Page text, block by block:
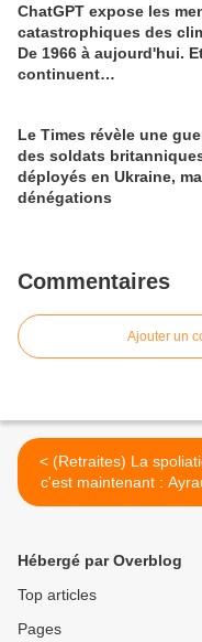
ChatGPT expose les
catastrophiques des
De 1966 à aujourd'hui.
continuent…
Le Times révèle une
des soldats
déployés en Ukraine,
dénégations
Commentaires
Ajouter un
< (Retraites) La spoliation
c'est maintenant :
officialise un
Hébergé par Overblog
Top articles
Pages